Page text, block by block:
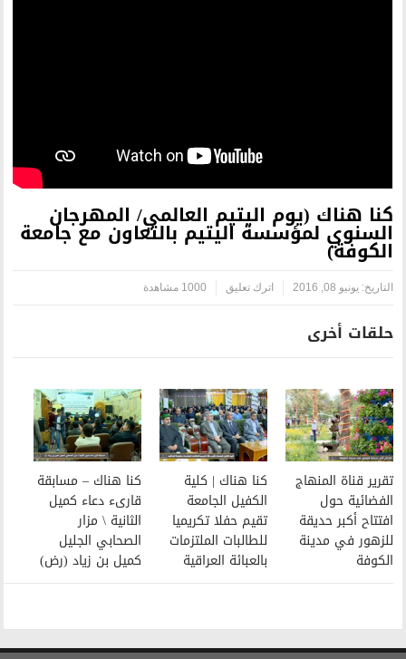
العالمي/ المهرجان
اليتيم بالتعاون مع جامعة
تعليق 1000 مشاهدة
كنا هناك | كلية
الكفيل الجامعة
تقيم حفلا تكريميا
للطالبات الملتزمات
بالعبائة العراقية
كنا هناك – مسابقة
قارىء دعاء كميل
الثانية \ مزار
الصحابي الجليل
كميل بن زياد (رض)